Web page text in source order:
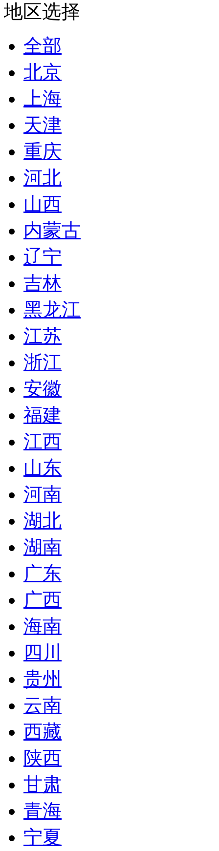
地区选择
全部
北京
上海
天津
重庆
河北
山西
内蒙古
辽宁
吉林
黑龙江
江苏
浙江
安徽
福建
江西
山东
河南
湖北
湖南
广东
广西
海南
四川
贵州
云南
西藏
陕西
甘肃
青海
宁夏